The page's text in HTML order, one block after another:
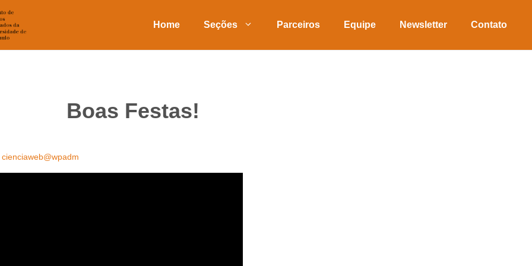
Home Seções Parceiros Equipe Newsletter Contato
Boas Festas!
cienciaweb@wpadm